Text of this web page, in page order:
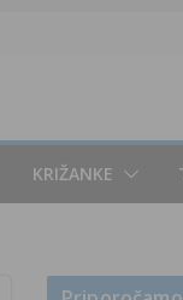
KRIŽANKE